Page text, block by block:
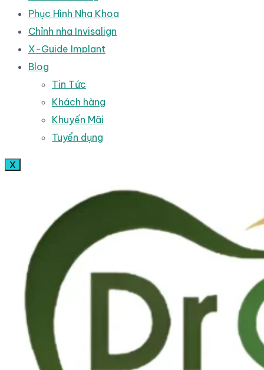
Phục Hình Nha Khoa
Chỉnh nha Invisalign
X-Guide Implant
Blog
Tin Tức
Khách hàng
Khuyến Mãi
Tuyển dụng
X